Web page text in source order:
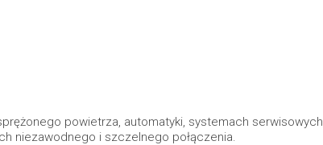
powietrza, automatyki, systemach serwisowych,
niezawodnego i szczelnego połączenia.